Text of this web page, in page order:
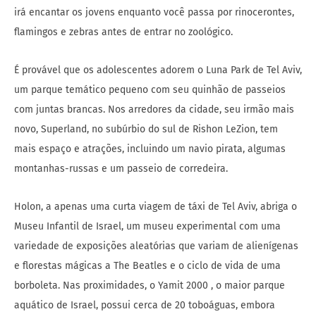
irá encantar os jovens enquanto você passa por rinocerontes,
flamingos e zebras antes de entrar no zoológico.
É provável que os adolescentes adorem o Luna Park de Tel Aviv,
um parque temático pequeno com seu quinhão de passeios
com juntas brancas. Nos arredores da cidade, seu irmão mais
novo, Superland, no subúrbio do sul de Rishon LeZion, tem
mais espaço e atrações, incluindo um navio pirata, algumas
montanhas-russas e um passeio de corredeira.
Holon, a apenas uma curta viagem de táxi de Tel Aviv, abriga o
Museu Infantil de Israel, um museu experimental com uma
variedade de exposições aleatórias que variam de alienígenas
e florestas mágicas a The Beatles e o ciclo de vida de uma
borboleta. Nas proximidades, o Yamit 2000 , o maior parque
aquático de Israel, possui cerca de 20 toboáguas, embora